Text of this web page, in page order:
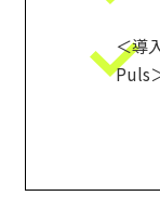
＜導
Puls